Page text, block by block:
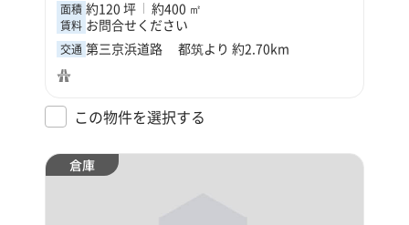
面積 約120 坪 約400 ㎡
賃料 お問合せください
交通 第三京浜道路 都筑より 約2.70km
この物件を選択する
倉庫